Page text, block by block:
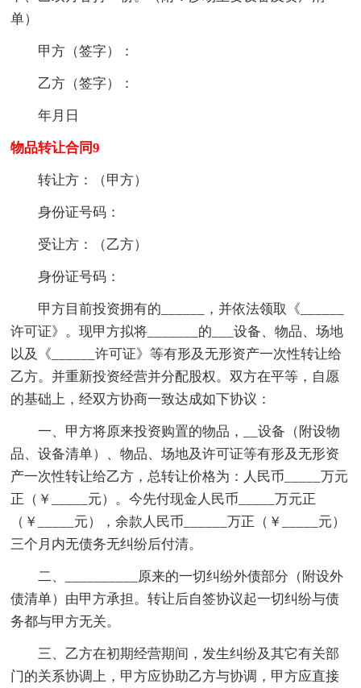
单）
甲方（签字）：
乙方（签字）：
年月日
物品转让合同9
转让方：（甲方）
身份证号码：
受让方：（乙方）
身份证号码：
甲方目前投资拥有的______，并依法领取《______
许可证》。现甲方拟将_______的___设备、物品、场地
以及《______许可证》等有形及无形资产一次性转让给
乙方。并重新投资经营并分配股权。双方在平等，自愿
的基础上，经双方协商一致达成如下协议：
一、甲方将原来投资购置的物品，__设备（附设物
品、设备清单）、物品、场地及许可证等有形及无形资
产一次性转让给乙方，总转让价格为：人民币_____万元
正（￥_____元）。今先付现金人民币_____万元正
（￥_____元），余款人民币______万正（￥_____元）
三个月内无债务无纠纷后付清。
二、__________原来的一切纠纷外债部分（附设外
债清单）由甲方承担。转让后自签协议起一切纠纷与债
务都与甲方无关。
三、乙方在初期经营期间，发生纠纷及其它有关部
门的关系协调上，甲方应协助乙方与协调，甲方应直接